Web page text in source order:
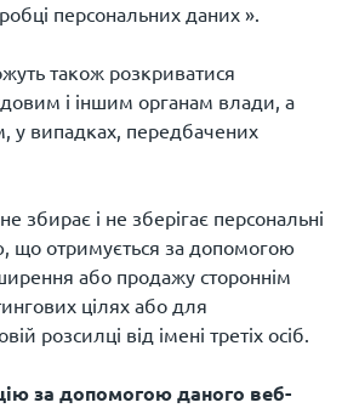
персональних даних ».
також розкриватися
і іншим органам влади, а
у випадках, передбачених
збирає і не зберігає персональні
що отримується за допомогою
або продажу стороннім
цілях або для
розсилці від імені третіх осіб.
за допомогою даного веб-